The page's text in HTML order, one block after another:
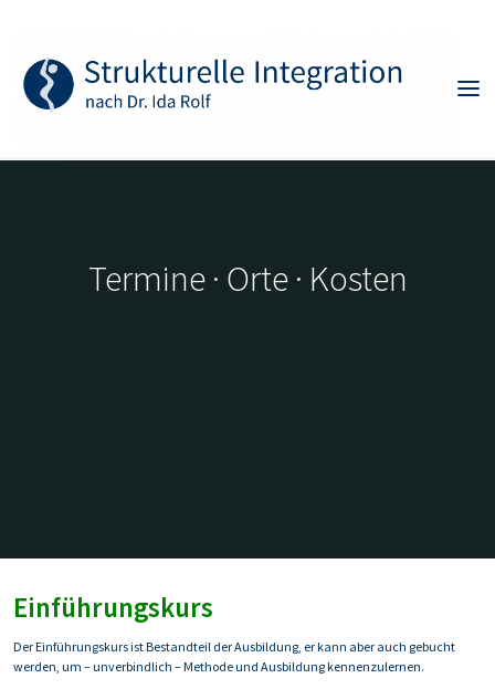
Termine · Orte · Kosten
Einführungskurs
Der Einführungskurs ist Bestandteil der Ausbildung, er kann aber auch gebucht
werden, um – unverbindlich – Methode und Ausbildung kennenzulernen.